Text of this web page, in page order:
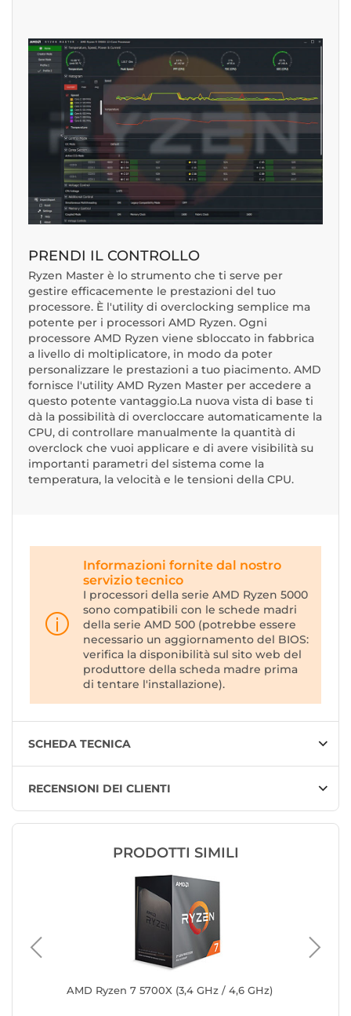
PRENDI IL CONTROLLO
Ryzen Master è lo strumento che ti serve per
gestire efficacemente le prestazioni del tuo
processore. È l'utility di overclocking semplice ma
potente per i processori AMD Ryzen. Ogni
processore AMD Ryzen viene sbloccato in fabbrica
a livello di moltiplicatore, in modo da poter
personalizzare le prestazioni a tuo piacimento. AMD
fornisce l'utility AMD Ryzen Master per accedere a
questo potente vantaggio.La nuova vista di base ti
dà la possibilità di overcloccare automaticamente la
CPU, di controllare manualmente la quantità di
overclock che vuoi applicare e di avere visibilità su
importanti parametri del sistema come la
temperatura, la velocità e le tensioni della CPU.
Informazioni fornite dal nostro
servizio tecnico
I processori della serie AMD Ryzen 5000
sono compatibili con le schede madri
della serie AMD 500 (potrebbe essere
necessario un aggiornamento del BIOS:
verifica la disponibilità sul sito web del
produttore della scheda madre prima
di tentare l'installazione).
SCHEDA TECNICA
RECENSIONI DEI CLIENTI
PRODOTTI SIMILI
AMD Ryzen 7 5700X (3,4 GHz / 4,6 GHz)